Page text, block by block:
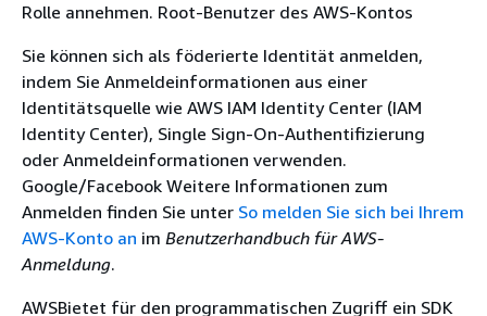
Rolle annehmen. Root-Benutzer des AWS-Kontos
Sie können sich als föderierte Identität anmelden,
indem Sie Anmeldeinformationen aus einer
Identitätsquelle wie AWS IAM Identity Center (IAM
Identity Center), Single Sign-On-Authentifizierung
oder Anmeldeinformationen verwenden.
Google/Facebook Weitere Informationen zum
Anmelden finden Sie unter So melden Sie sich bei Ihrem
AWS-Konto an im Benutzerhandbuch für AWS-
Anmeldung.
AWSBietet für den programmatischen Zugriff ein SDK